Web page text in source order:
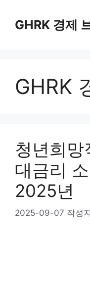
GHRK 경제
GHRK
청년희망
대금리
2025년
2025-09-07 작성